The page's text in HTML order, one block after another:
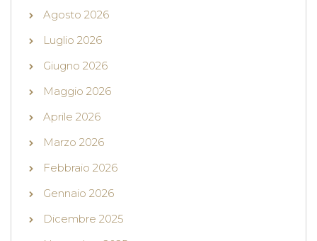
Agosto 2026
Luglio 2026
Giugno 2026
Maggio 2026
Aprile 2026
Marzo 2026
Febbraio 2026
Gennaio 2026
Dicembre 2025